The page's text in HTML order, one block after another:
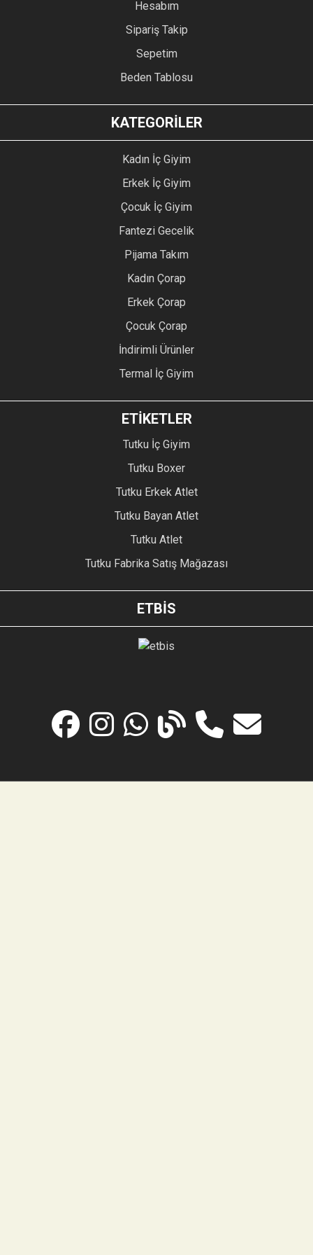
Hesabım
Sipariş Takip
Sepetim
Beden Tablosu
KATEGORİLER
Kadın İç Giyim
Erkek İç Giyim
Çocuk İç Giyim
Fantezi Gecelik
Pijama Takım
Kadın Çorap
Erkek Çorap
Çocuk Çorap
İndirimli Ürünler
Termal İç Giyim
ETİKETLER
Tutku İç Giyim
Tutku Boxer
Tutku Erkek Atlet
Tutku Bayan Atlet
Tutku Atlet
Tutku Fabrika Satış Mağazası
ETBİS